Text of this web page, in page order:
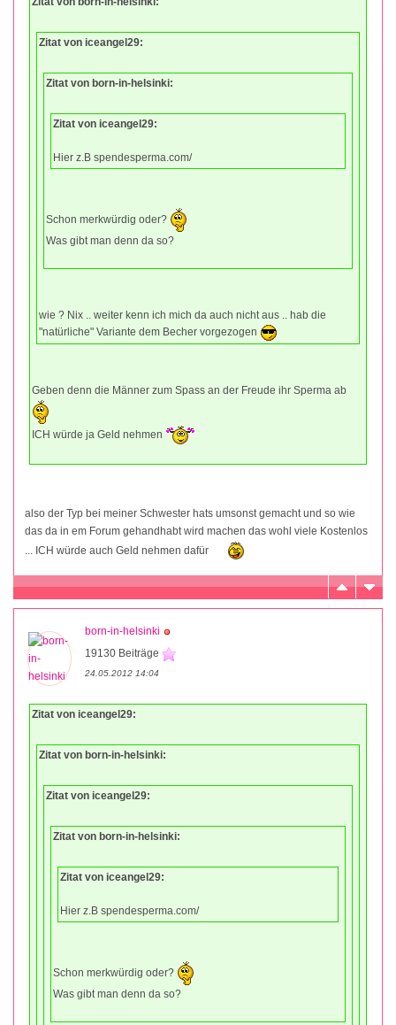
Zitat von iceangel29:
Zitat von born-in-helsinki:
Zitat von iceangel29:
Hier z.B spendesperma.com/
Schon merkwürdig oder?
Was gibt man denn da so?
wie ? Nix .. weiter kenn ich mich da auch nicht aus .. hab die
"natürliche" Variante dem Becher vorgezogen
Geben denn die Männer zum Spass an der Freude ihr Sperma ab
ICH würde ja Geld nehmen
also der Typ bei meiner Schwester hats umsonst gemacht und so wie
das da in em Forum gehandhabt wird machen das wohl viele Kostenlos
... ICH würde auch Geld nehmen dafür
born-in-helsinki
19130 Beiträge
24.05.2012 14:04
Zitat von iceangel29:
Zitat von born-in-helsinki:
Zitat von iceangel29:
Zitat von born-in-helsinki:
Zitat von iceangel29:
Hier z.B spendesperma.com/
Schon merkwürdig oder?
Was gibt man denn da so?